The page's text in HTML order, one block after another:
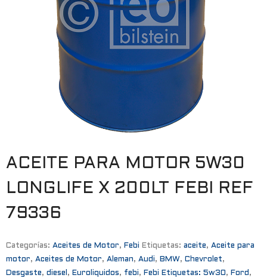
ACEITE PARA MOTOR 5W30
LONGLIFE X 200LT FEBI REF
79336
Categorías: Aceites de Motor, Febi Etiquetas: aceite, Aceite para
motor, Aceites de Motor, Aleman, Audi , BMW, Chevrolet,
Desgaste, diesel , Euroliquidos, febi , Febi Etiquetas: 5w30, Ford ,